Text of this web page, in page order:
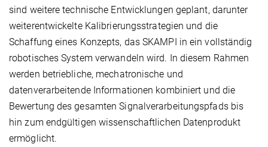
sind weitere technische Entwicklungen geplant, darunter
weiterentwickelte Kalibrierungsstrategien und die
Schaffung eines Konzepts, das SKAMPI in ein vollständig
robotisches System verwandeln wird. In diesem Rahmen
werden betriebliche, mechatronische und
datenverarbeitende Informationen kombiniert und die
Bewertung des gesamten Signalverarbeitungspfads bis
hin zum endgültigen wissenschaftlichen Datenprodukt
ermöglicht.